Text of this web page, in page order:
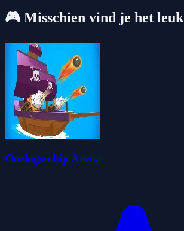
🎮 Misschien vind je het leuk
Oorlogsschip Arena